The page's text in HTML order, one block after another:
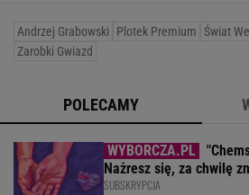
Andrzej Grabowski Plotek Premium Świat
Zarobki Gwiazd
POLECAMY
Nażresz się, za chwilę
SUBSKRYPCJA